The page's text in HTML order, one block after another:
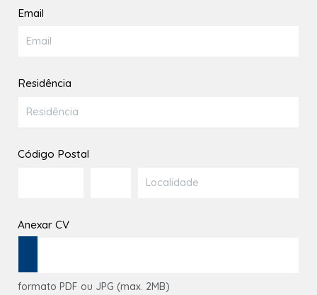
Email
Residência
Código Postal
Anexar CV
formato PDF ou JPG (max. 2MB)